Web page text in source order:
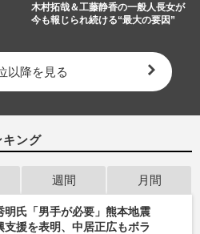
木村拓哉＆工藤静香の一般人長女が
今も報じられ続ける“最大の要因”
以降を見る
キング
週間 月間
明氏「男手が必要」熊本地震
支援を表明、中居正広もボラ